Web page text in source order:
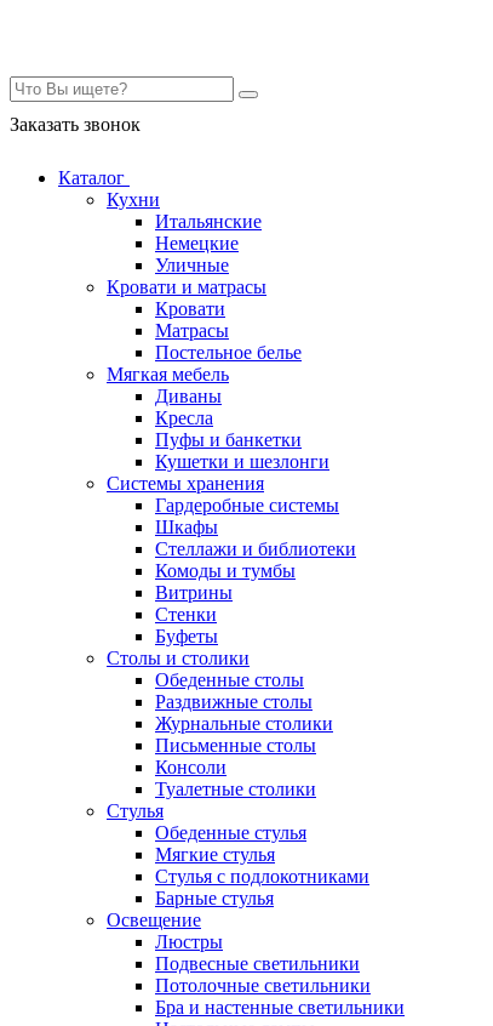
Заказать звонок
Каталог
Кухни
Итальянские
Немецкие
Уличные
Кровати и матрасы
Кровати
Матрасы
Постельное белье
Мягкая мебель
Диваны
Кресла
Пуфы и банкетки
Кушетки и шезлонги
Системы хранения
Гардеробные системы
Шкафы
Стеллажи и библиотеки
Комоды и тумбы
Витрины
Стенки
Буфеты
Столы и столики
Обеденные столы
Раздвижные столы
Журнальные столики
Письменные столы
Консоли
Туалетные столики
Стулья
Обеденные стулья
Мягкие стулья
Стулья с подлокотниками
Барные стулья
Освещение
Люстры
Подвесные светильники
Потолочные светильники
Бра и настенные светильники